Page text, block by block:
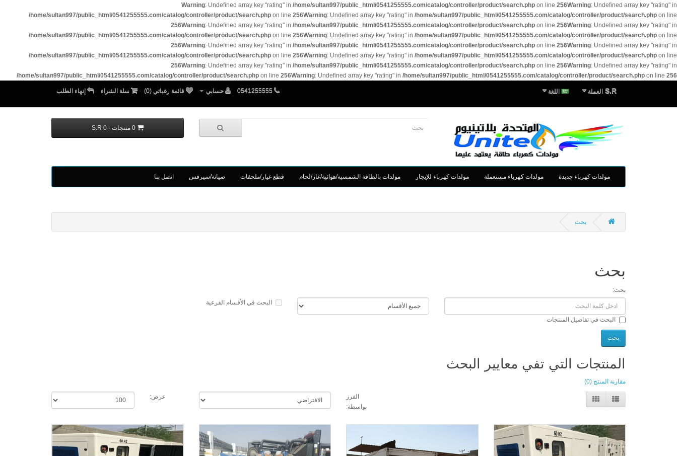
Warning: Undefined array key "rating" in /home/sultan997/public_html/0541255555.com/catalog/controller/product/search.php on line 256Warning: Undefined array key "rating" in
/home/sultan997/public_html/0541255555.com/catalog/controller/product/search.php on line 256Warning: Undefined array key "rating" in /home/sultan997/public_html/0541255555.com/catalog/controller/product/search.php on line
256Warning: Undefined array key "rating" in /home/sultan997/public_html/0541255555.com/catalog/controller/product/search.php on line 256Warning: Undefined array key "rating" in
/home/sultan997/public_html/0541255555.com/catalog/controller/product/search.php on line 256Warning: Undefined array key "rating" in /home/sultan997/public_html/0541255555.com/catalog/controller/product/search.php on line
256Warning: Undefined array key "rating" in /home/sultan997/public_html/0541255555.com/catalog/controller/product/search.php on line 256Warning: Undefined array key "rating" in
/home/sultan997/public_html/0541255555.com/catalog/controller/product/search.php on line 256Warning: Undefined array key "rating" in /home/sultan997/public_html/0541255555.com/catalog/controller/product/search.php on line
256Warning: Undefined array key "rating" in /home/sultan997/public_html/0541255555.com/catalog/controller/product/search.php on line 256Warning: Undefined array key "rating" in
/home/sultan997/public_html/0541255555.com/catalog/controller/product/search.php on line 256Warning: Undefined array key "rating" in /home/sultan997/public_html/0541255555.com/catalog/controller/product/search.php on line 256
S.R العملة اللغة 0541255555 حسابي قائمة رغباتي (0) سلة الشراء إنهاء الطلب
0 منتجات - S.R 0
مولدات كهرباء جديدة مولدات كهرباء مستعملة مولدات كهرباء للإيجار مولدات بالطاقة الشمسية/هوائية/غاز/لحام قطع غيار/ملحقات صيانة/سيرفس اتصل بنا
بحث
بحث
بحث:
البحث في الأقسام الفرعية
البحث في تفاصيل المنتجات
المنتجات التي تفي معايير البحث
مقارنة المنتج (0)
الفرز
بواسطة:
عرض: